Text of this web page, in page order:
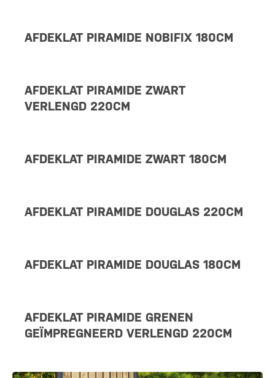
AFDEKLAT PIRAMIDE NOBIFIX 180CM
AFDEKLAT PIRAMIDE ZWART
VERLENGD 220CM
AFDEKLAT PIRAMIDE ZWART 180CM
AFDEKLAT PIRAMIDE DOUGLAS 220CM
AFDEKLAT PIRAMIDE DOUGLAS 180CM
AFDEKLAT PIRAMIDE GRENEN
GEÏMPREGNEERD VERLENGD 220CM